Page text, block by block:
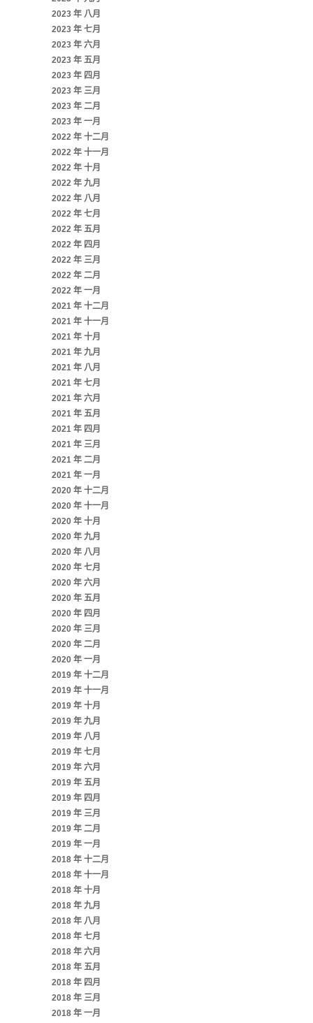
2023 年 八月
2023 年 七月
2023 年 六月
2023 年 五月
2023 年 四月
2023 年 三月
2023 年 二月
2023 年 一月
2022 年 十二月
2022 年 十一月
2022 年 十月
2022 年 九月
2022 年 八月
2022 年 七月
2022 年 五月
2022 年 四月
2022 年 三月
2022 年 二月
2022 年 一月
2021 年 十二月
2021 年 十一月
2021 年 十月
2021 年 九月
2021 年 八月
2021 年 七月
2021 年 六月
2021 年 五月
2021 年 四月
2021 年 三月
2021 年 二月
2021 年 一月
2020 年 十二月
2020 年 十一月
2020 年 十月
2020 年 九月
2020 年 八月
2020 年 七月
2020 年 六月
2020 年 五月
2020 年 四月
2020 年 三月
2020 年 二月
2020 年 一月
2019 年 十二月
2019 年 十一月
2019 年 十月
2019 年 九月
2019 年 八月
2019 年 七月
2019 年 六月
2019 年 五月
2019 年 四月
2019 年 三月
2019 年 二月
2019 年 一月
2018 年 十二月
2018 年 十一月
2018 年 十月
2018 年 九月
2018 年 八月
2018 年 七月
2018 年 六月
2018 年 五月
2018 年 四月
2018 年 三月
2018 年 一月